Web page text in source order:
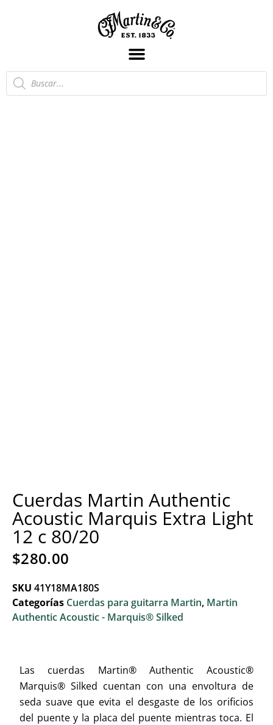
Cuerdas Martin Authentic
Acoustic Marquis Extra Light
12 c 80/20
$280.00
SKU 41Y18MA180S
Categorías Cuerdas para guitarra Martin, Martin
Authentic Acoustic - Marquis® Silked
Las cuerdas Martin® Authentic Acoustic®
Marquis® Silked cuentan con una envoltura de
seda suave que evita el desgaste de los orificios
del puente y la placa del puente mientras toca. El